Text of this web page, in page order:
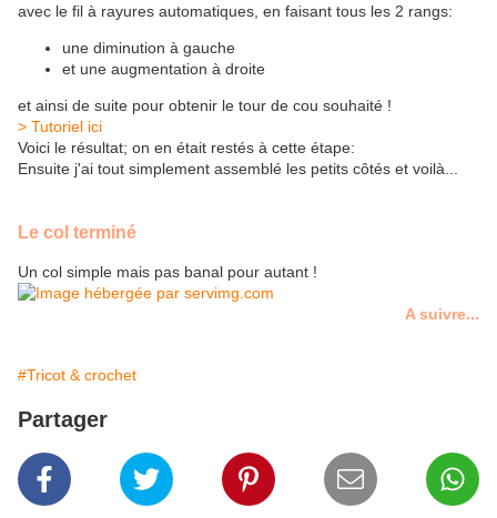
avec le fil à rayures automatiques, en faisant tous les 2 rangs:
une diminution à gauche
et une augmentation à droite
et ainsi de suite pour obtenir le tour de cou souhaité !
> Tutoriel ici
Voici le résultat; on en était restés à cette étape:
Ensuite j'ai tout simplement assemblé les petits côtés et voilà...
Le col terminé
Un col simple mais pas banal pour autant !
A suivre...
#Tricot & crochet
Partager